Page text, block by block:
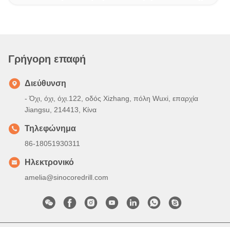
Γρήγορη επαφή
Διεύθυνση
- Όχι, όχι, όχι.122, οδός Xizhang, πόλη Wuxi, επαρχία
Jiangsu, 214413, Κίνα
Τηλεφώνημα
86-18051930311
Ηλεκτρονικό
amelia@sinocoredrill.com